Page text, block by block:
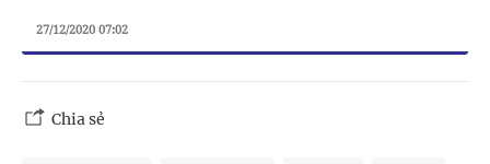
27/12/2020 07:02
Chia sẻ